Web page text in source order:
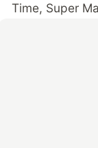
Time, Super